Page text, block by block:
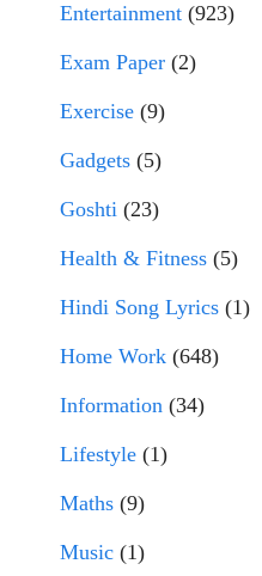
Entertainment (923)
Exam Paper (2)
Exercise (9)
Gadgets (5)
Goshti (23)
Health & Fitness (5)
Hindi Song Lyrics (1)
Home Work (648)
Information (34)
Lifestyle (1)
Maths (9)
Music (1)